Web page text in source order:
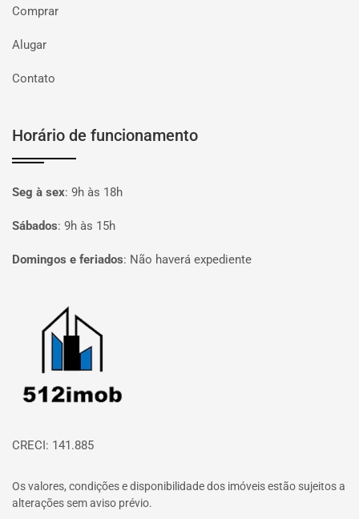
Comprar
Alugar
Contato
Horário de funcionamento
Seg à sex: 9h às 18h
Sábados: 9h às 15h
Domingos e feriados: Não haverá expediente
Página inicial
CRECI: 141.885
Os valores, condições e disponibilidade dos imóveis estão sujeitos a
alterações sem aviso prévio.